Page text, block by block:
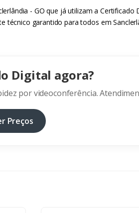
- GO que já utilizam a
técnico garantido para todos em
Digital agora?
por videoconferência.
Preços